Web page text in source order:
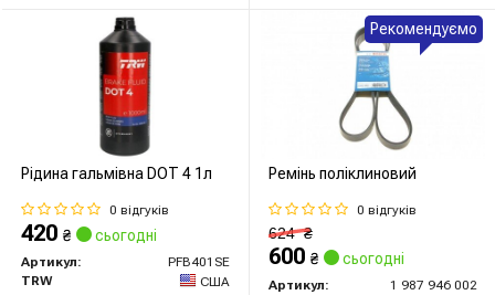
Рідина гальмівна DOT 4 1л
0 відгуків
420 ₴ сьогодні
Артикул:
PFB401SE
TRW
США
Ремінь поліклиновий
0 відгуків
624₴
600 ₴ сьогодні
Артикул:
1 987 946 002
Рекомендуємо